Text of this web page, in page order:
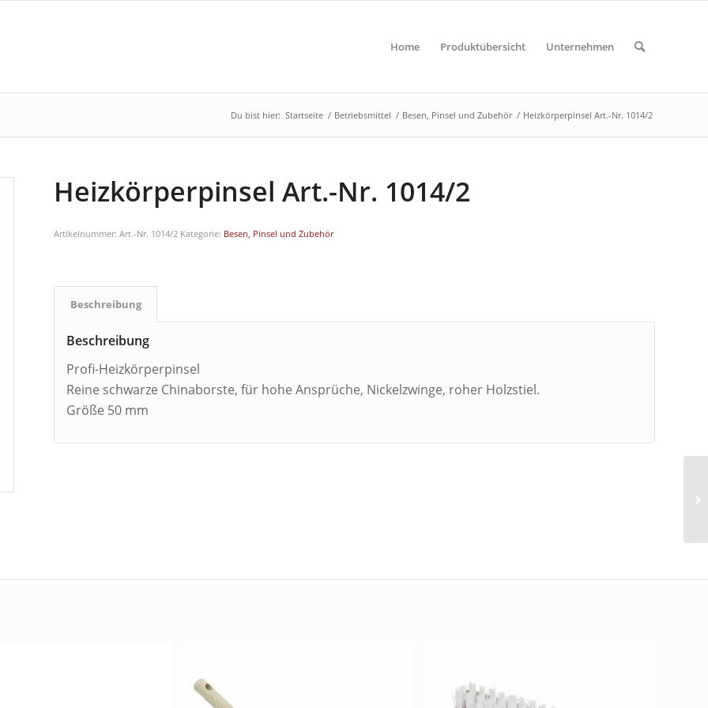
Home Produktübersicht Unternehmen
Du bist hier: Startseite / Betriebsmittel / Besen, Pinsel und Zubehör / Heizkörperpinsel Art.-Nr. 1014/2
Heizkörperpinsel Art.-Nr. 1014/2
Artikelnummer:Art.-Nr. 1014/2 Kategorie: Besen, Pinsel und Zubehör
Beschreibung
Beschreibung
Profi-Heizkörperpinsel
Reine schwarze Chinaborste, für hohe Ansprüche, Nickelzwinge, roher Holzstiel.
Größe 50 mm